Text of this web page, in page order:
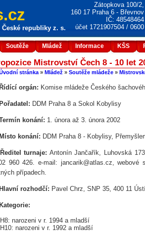
České republiky z. s.
Zátopkova 100/2,
160 17 Praha 6 - Břevnov
IČ: 48548464
účet 1721907504 / 0600
Soutěže Mládež Informace KŠS
Mistrovství Čech 8 - 10 let
stránka » Mládež » Soutěže mládeže »
Řídící orgán: Komise mládeže Českého
Pořadatel: DDM Praha 8 a Sokol Kobylisy
konání: 1. února až 3. února 2002
Místo konání: DDM Praha 8 - Kobylisy,
Ředitel turnaje: Antonín Jančařík, Luhovská
960 426. e-mail: jancarik@atlas.cz,
případech.
Hlavní rozhodčí: Pavel Chrz, SNP 35, 400 11
Kategorie:
H8: narozeni v r. 1994 a mladší
H10: narozeni v r. 1992 a mladší